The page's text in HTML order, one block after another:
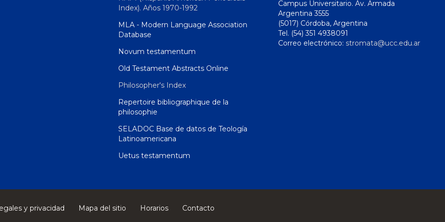
Index). Años 1970-1992
MLA - Modern Language Association
Database
Novum testamentum
Old Testament Abstracts Online
Philosopher's Index
Repertoire bibliographique de la
philosophie
SELADOC Base de datos de Teología
Latinoamericana
Uetus testamentum
Campus Universitario. Av. Armada
Argentina 3555
(5017) Córdoba, Argentina
Tel. (54) 351 4938091
Correo electrónico: stromata@ucc.edu.ar
y privacidad Mapa del sitio Horarios
Contacto